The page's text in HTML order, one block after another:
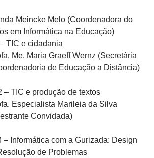
Meincke Melo (Coordenadora do
em Informática na Educação)
TIC e cidadania
Me. Maria Graeff Wernz (Secretária
de Educação a Distância)
– TIC e produção de textos
Especialista Marileia da Silva
Convidada)
– Informática com a Gurizada: Design
de Problemas